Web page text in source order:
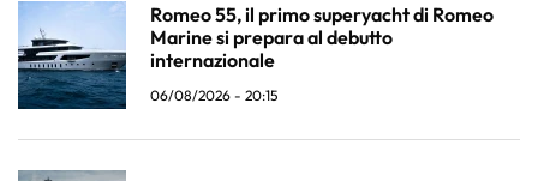
Romeo 55, il primo superyacht di Romeo
Marine si prepara al debutto
internazionale
06/08/2026 - 20:15